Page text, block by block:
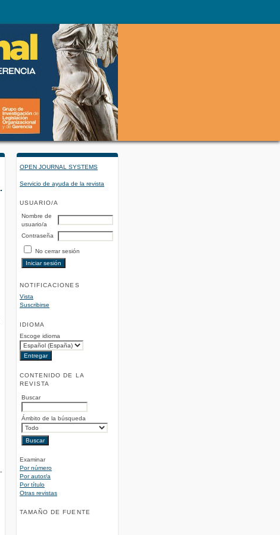
OPEN JOURNAL SYSTEMS
Servicio de ayuda de la revista
USUARIO/A
Nombre de
usuario/a
Contraseña
No cerrar sesión
NOTIFICACIONES
Vista
Suscribirse
IDIOMA
Escoge idioma
CONTENIDO DE LA
REVISTA
Buscar
Ámbito de la búsqueda
Examinar
Por número
Por autor/a
Por título
Otras revistas
TAMAÑO DE FUENTE